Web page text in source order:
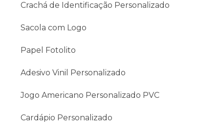
Crachá de Identificação Personalizado
Sacola com Logo
Papel Fotolito
Adesivo Vinil Personalizado
Jogo Americano Personalizado PVC
Cardápio Personalizado